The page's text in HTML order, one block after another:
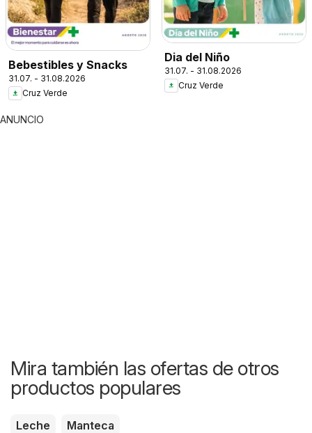
Bebestibles y Snacks
31.07. - 31.08.2026
Cruz Verde
Dia del Niño
31.07. - 31.08.2026
Cruz Verde
ANUNCIO
Mira también las ofertas de otros
productos populares
Leche Manteca